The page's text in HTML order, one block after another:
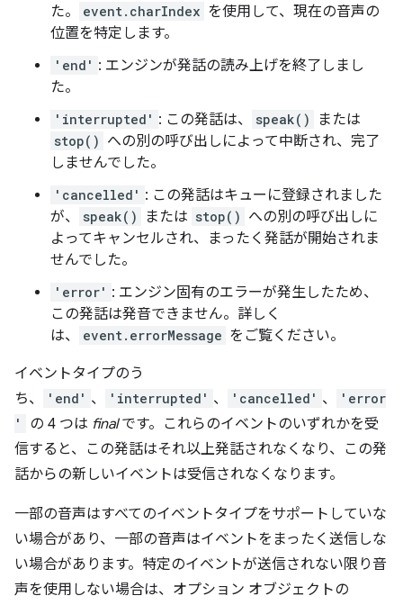
た。
event.charIndex を使用して、現在の音声の
位置を特定します。
'end' : エンジンが発話の読み上げを終了しまし
た。
'interrupted' : この発話は、 speak() または
stop() への別の呼び出しによって中断され、完了
しませんでした。
'cancelled' : この発話はキューに登録されました
が、
speak() または stop() への別の呼び出しに
よってキャンセルされ、まったく発話が開始されま
せんでした。
'error' : エンジン固有のエラーが発生したため、
この発話は発音できません。詳しく
は、
event.errorMessage をご覧ください。
イベントタイプのう
ち、
'end' 、 'interrupted' 、 'cancelled' 、
'error
'
の 4 つは finalです。これらのイベントのいずれかを受
信すると、この発話はそれ以上発話されなくなり、この発
話からの新しいイベントは受信されなくなります。
一部の音声はすべてのイベントタイプをサポートしていな
い場合があり、一部の音声はイベントをまったく送信しな
い場合があります。特定のイベントが送信されない限り音
声を使用しない場合は、オプション オブジェクトの